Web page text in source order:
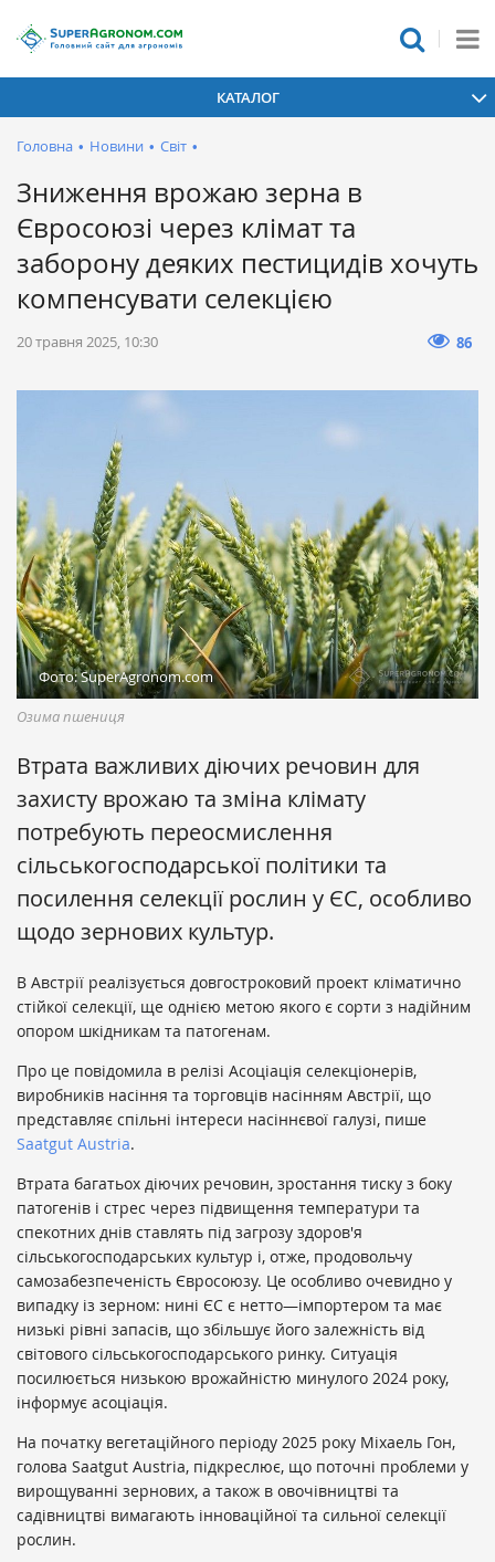
КАТАЛОГ
Головна • Новини • Світ •
Зниження врожаю зерна в
Євросоюзі через клімат та
заборону деяких пестицидів хочуть
компенсувати селекцією
20 травня 2025, 10:30 86
Фото: SuperAgronom.com
Озима пшениця
Втрата важливих діючих речовин для
захисту врожаю та зміна клімату
потребують переосмислення
сільськогосподарської політики та
посилення селекції рослин у ЄС, особливо
щодо зернових культур.
В Австрії реалізується довгостроковий проект кліматично
стійкої селекції, ще однією метою якого є сорти з надійним
опором шкідникам та патогенам.
Про це повідомила в релізі Асоціація селекціонерів,
виробників насіння та торговців насінням Австрії, що
представляє спільні інтереси насіннєвої галузі, пише
Saatgut Austria.
Втрата багатьох діючих речовин, зростання тиску з боку
патогенів і стрес через підвищення температури та
спекотних днів ставлять під загрозу здоров'я
сільськогосподарських культур і, отже, продовольчу
самозабезпеченість Євросоюзу. Це особливо очевидно у
випадку із зерном: нині ЄС є нетто—імпортером та має
низькі рівні запасів, що збільшує його залежність від
світового сільськогосподарського ринку. Ситуація
посилюється низькою врожайністю минулого 2024 року,
інформує асоціація.
На початку вегетаційного періоду 2025 року Міхаель Гон,
голова Saatgut Austria, підкреслює, що поточні проблеми у
вирощуванні зернових, а також в овочівництві та
садівництві вимагають інноваційної та сильної селекції
рослин.